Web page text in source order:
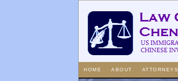
HOME ABOUT ATTORNEYS